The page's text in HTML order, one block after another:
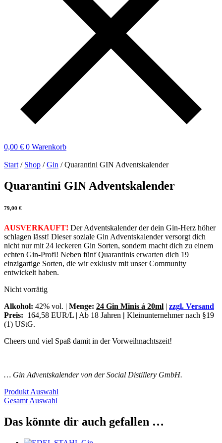
0,00 € 0 Warenkorb
Start / Shop /Gin / Quarantini GIN Adventskalender
Quarantini GIN Adventskalender
79,00 €
AUSVERKAUFT! Der Adventskalender der dein Gin-Herz höher
schlagen lässt! Dieser soziale Gin Adventskalender versorgt dich
nicht nur mit 24 leckeren Gin Sorten, sondern macht dich zu einem
echten Gin-Profi! Neben fünf Quarantinis erwarten dich 19
einzigartige Sorten, die wir exklusiv mit unser Community
entwickelt haben.
Nicht vorrätig
Alkohol: 42% vol. | Menge: 24 Gin Minis á 20ml | zzgl. Versand
Preis: 164,58 EUR/L | Ab 18 Jahren | Kleinunternehmer nach §19
(1) UStG.
Cheers und viel Spaß damit in der Vorweihnachtszeit!
… Gin Adventskalender von der Social Distillery GmbH.
Produkt Auswahl
Gesamt Auswahl
Das könnte dir auch gefallen …